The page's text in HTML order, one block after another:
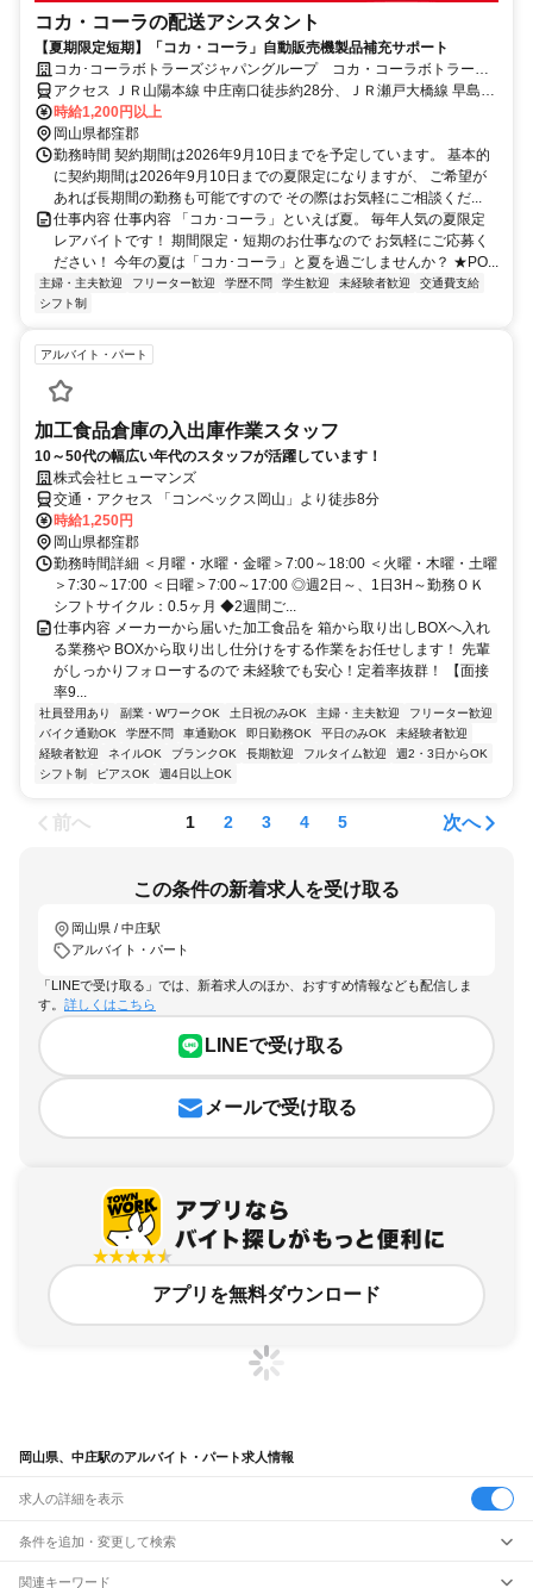
コカ・コーラの配送アシスタント
【夏期限定短期】「コカ・コーラ」自動販売機製品補充サポート
コカ･コーラボトラーズジャパングループ コカ・コーラボトラーズ
ジャパン株式会社【84367】
アクセス ＪＲ山陽本線 中庄南口徒歩約28分、ＪＲ瀬戸大橋線 早島徒
歩約32分、ＪＲ瀬戸大橋線 久々原徒歩約39分
時給1,200円以上
岡山県都窪郡
勤務時間 契約期間は2026年9月10日までを予定しています。 基本的
に契約期間は2026年9月10日までの夏限定になりますが、 ご希望が
あれば長期間の勤務も可能ですので その際はお気軽にご相談くだ...
仕事内容 仕事内容 「コカ･コーラ」といえば夏。 毎年人気の夏限定
レアバイトです！ 期間限定・短期のお仕事なので お気軽にご応募く
ださい！ 今年の夏は「コカ･コーラ」と夏を過ごしませんか？ ★PO...
主婦・主夫歓迎 フリーター歓迎 学歴不問 学生歓迎 未経験者歓迎
交通費支給
シフト制
アルバイト・パート
加工食品倉庫の入出庫作業スタッフ
10～50代の幅広い年代のスタッフが活躍しています！
株式会社ヒューマンズ
交通・アクセス 「コンベックス岡山」より徒歩8分
時給1,250円
岡山県都窪郡
勤務時間詳細 ＜月曜・水曜・金曜＞7:00～18:00 ＜火曜・木曜・土曜
＞7:30～17:00 ＜日曜＞7:00～17:00 ◎週2日～、1日3H～勤務ＯＫ
シフトサイクル：0.5ヶ月 ◆2週間ご...
仕事内容 メーカーから届いた加工食品を 箱から取り出しBOXへ入れ
る業務や BOXから取り出し仕分けをする作業をお任せします！ 先輩
がしっかりフォローするので 未経験でも安心！定着率抜群！ 【面接
率9...
社員登用あり 副業・WワークOK 土日祝のみOK 主婦・主夫歓迎
フリーター歓迎
バイク通勤OK
学歴不問 車通勤OK 即日勤務OK 平日のみOK
未経験者歓迎
経験者歓迎
ネイルOK ブランクOK 長期歓迎 フルタイム歓迎
週2・3日からOK
シフト制
ピアスOK 週4日以上OK
前へ 1 2 3 4 5 次へ
この条件の新着求人を受け取る
岡山県 / 中庄駅
アルバイト・パート
「LINEで受け取る」では、新着求人のほか、おすすめ情報なども配信しま
す。 詳しくはこちら
LINEで受け取る
メールで受け取る
アプリを無料ダウンロード
岡山県、中庄駅のアルバイト・パート求人情報
求人の詳細を表示
条件を追加・変更して検索
市区町村を追加・変更
関連キーワード